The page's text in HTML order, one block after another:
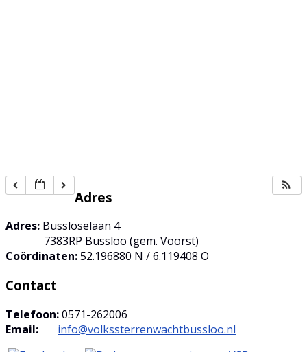
Adres
Adres: Bussloselaan 4
7383RP Bussloo (gem. Voorst)
Coördinaten:52.196880 N / 6.119408 O
Contact
Telefoon:0571-262006
Email: info@volkssterrenwachtbussloo.nl